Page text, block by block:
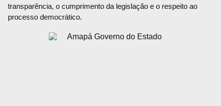
transparência, o cumprimento da legislação e o respeito ao
processo democrático.